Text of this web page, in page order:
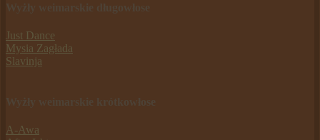
Wyżły weimarskie długowłose
Just Dance
Mysia Zagłada
Slavinja
Wyżły weimarskie krótkowłose
A-Awa